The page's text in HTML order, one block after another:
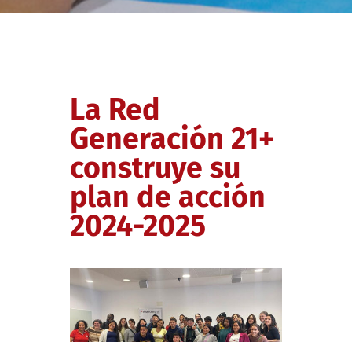
La Red
Generación 21+
construye su
plan de acción
2024-2025